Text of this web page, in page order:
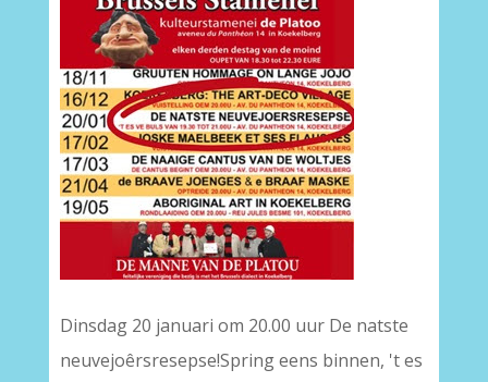
Dinsdag 20 januari om 20.00 uur De natste
neuvejoêrsresepse!Spring eens binnen, 't es